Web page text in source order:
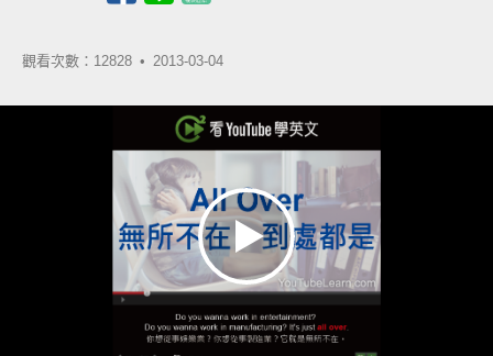
觀看次數：12828 • 2013-03-04